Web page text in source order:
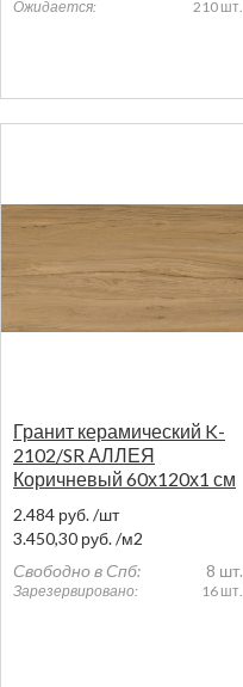
Ожидается:
210 шт.
Гранит керамический K-
2102/SR АЛЛЕЯ
Коричневый 60х120х1 см
2.484 руб./шт
3.450,30 руб./м2
Свободно в Спб:
8 шт.
Зарезервировано: 16 шт.